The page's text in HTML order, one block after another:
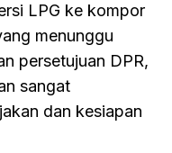
LPG ke kompor
menunggu
persetujuan DPR,
sangat
dan kesiapan